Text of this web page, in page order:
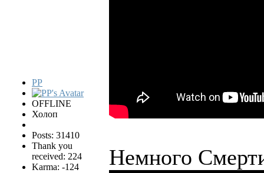
PP
OFFLINE
Холоп
Posts: 31410
Thank you
received: 224
Karma: -124
Немного